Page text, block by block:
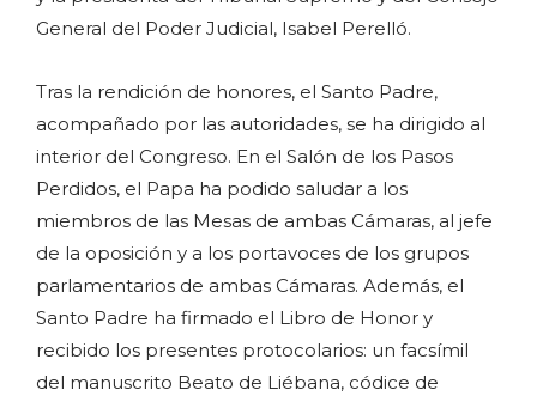
General del Poder Judicial, Isabel Perelló.
Tras la rendición de honores, el Santo Padre,
acompañado por las autoridades, se ha dirigido al
interior del Congreso. En el Salón de los Pasos
Perdidos, el Papa ha podido saludar a los
miembros de las Mesas de ambas Cámaras, al jefe
de la oposición y a los portavoces de los grupos
parlamentarios de ambas Cámaras. Además, el
Santo Padre ha firmado el Libro de Honor y
recibido los presentes protocolarios: un facsímil
del manuscrito Beato de Liébana, códice de